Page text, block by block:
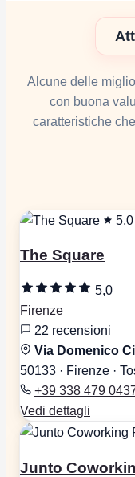
Alcune delle
con buona
caratteristiche
5,0
The Square
5,0
Firenze
22 recensioni
Via Domenico
50133 · Firenze ·
+39 338 479
Vedi dettagli
Junto